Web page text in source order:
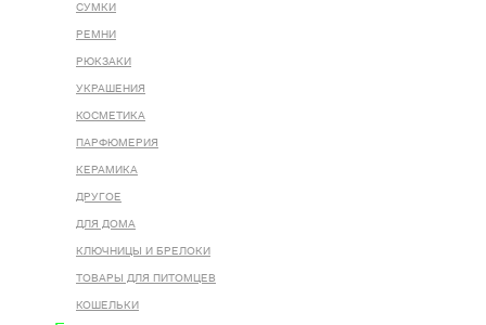
СУМКИ
РЕМНИ
РЮКЗАКИ
УКРАШЕНИЯ
КОСМЕТИКА
ПАРФЮМЕРИЯ
КЕРАМИКА
ДРУГОЕ
ДЛЯ ДОМА
КЛЮЧНИЦЫ И БРЕЛОКИ
ТОВАРЫ ДЛЯ ПИТОМЦЕВ
КОШЕЛЬКИ